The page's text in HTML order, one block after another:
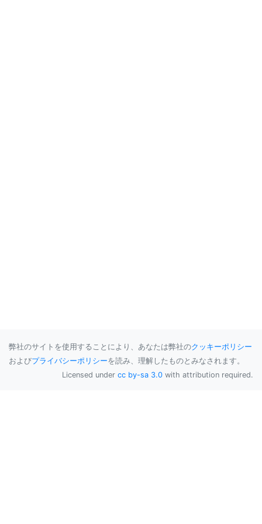
弊社のサイトを使用することにより、あなたは弊社のクッキーポリシー
およびプライバシーポリシーを読み、理解したものとみなされます。
Licensed under cc by-sa 3.0 with attribution required.